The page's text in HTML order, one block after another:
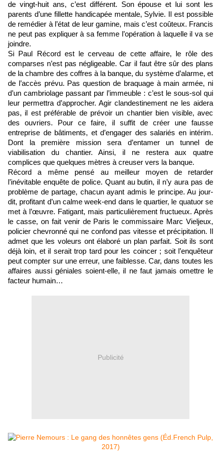
de vingt-huit ans, c’est différent. Son épouse et lui sont les
parents d’une fillette handicapée mentale, Sylvie. Il est possible
de remédier à l’état de leur gamine, mais c’est coûteux. Francis
ne peut pas expliquer à sa femme l’opération à laquelle il va se
joindre.
Si Paul Récord est le cerveau de cette affaire, le rôle des
comparses n’est pas négligeable. Car il faut être sûr des plans
de la chambre des coffres à la banque, du système d’alarme, et
de l’accès prévu. Pas question de braquage à main armée, ni
d’un cambriolage passant par l’immeuble : c’est le sous-sol qui
leur permettra d’approcher. Agir clandestinement ne les aidera
pas, il est préférable de prévoir un chantier bien visible, avec
des ouvriers. Pour ce faire, il suffit de créer une fausse
entreprise de bâtiments, et d’engager des salariés en intérim.
Dont la première mission sera d’entamer un tunnel de
viabilisation du chantier. Ainsi, il ne restera aux quatre
complices que quelques mètres à creuser vers la banque.
Récord a même pensé au meilleur moyen de retarder
l’inévitable enquête de police. Quant au butin, il n’y aura pas de
problème de partage, chacun ayant admis le principe. Au jour-
dit, profitant d’un calme week-end dans le quartier, le quatuor se
met à l’œuvre. Fatigant, mais particulièrement fructueux. Après
le casse, on fait venir de Paris le commissaire Marc Vieljeux,
policier chevronné qui ne confond pas vitesse et précipitation. Il
admet que les voleurs ont élaboré un plan parfait. Soit ils sont
déjà loin, et il serait trop tard pour les coincer ; soit l’enquêteur
peut compter sur une erreur, une faiblesse. Car, dans toutes les
affaires aussi géniales soient-elle, il ne faut jamais omettre le
facteur humain…
Publicité